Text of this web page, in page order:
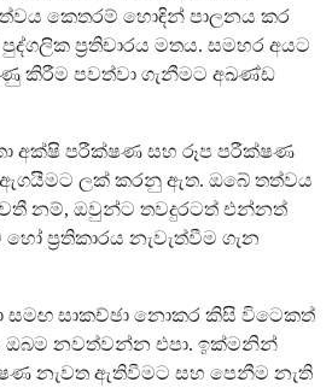
කෙතරම් හොඳින් පාලනය කර
ප්‍රතිචාරය මතය. සමහර අයට
කිරීම පවත්වා ගැනීමට අඛණ්ඩ
අක්ෂි පරීක්ෂණ සහ රූප පරීක්ෂණ
ඇගයීමට ලක් කරනු ඇත. ඔබේ තත්වය
නම්, ඔවුන්ට තවදුරටත් එන්නත්
ප්‍රතිකාරය නැවැත්වීම ගැන
සමඟ සාකච්ඡා නොකර කිසි විටෙකත්
ඔබම නවත්වන්න එපා. ඉක්මනින්
නැවත ඇතිවීමට සහ පෙනීම නැති